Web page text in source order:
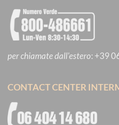
per chiamate dall'estero: +39
CONTACT CENTER